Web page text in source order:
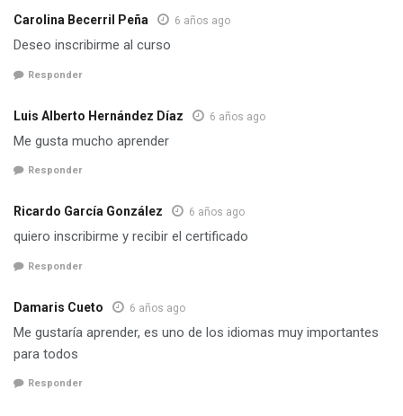
Carolina Becerril Peña 6 años ago
Deseo inscribirme al curso
Responder
Luis Alberto Hernández Díaz 6 años ago
Me gusta mucho aprender
Responder
Ricardo García González 6 años ago
quiero inscribirme y recibir el certificado
Responder
Damaris Cueto 6 años ago
Me gustaría aprender, es uno de los idiomas muy importantes
para todos
Responder